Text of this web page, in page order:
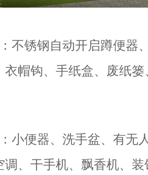
不锈钢自动开启蹲便器
衣帽钩、手纸盒、废纸
小便器、洗手盆、有无
调、干手机、飘香机、